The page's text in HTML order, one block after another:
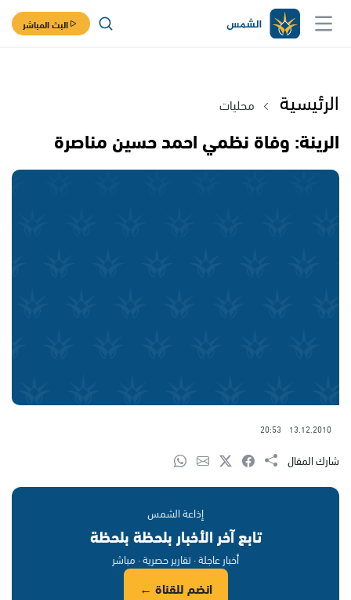
البث المباشر
الرئيسية محليات
الرينة: وفاة نظمي احمد حسين مناصرة
13.12.2010
20:53
شارك المقال
إذاعة الشمس
تابع آخر الأخبار بلحظة بلحظة
أخبار عاجلة · تقارير حصرية · مباشر
انضم للقناة ←